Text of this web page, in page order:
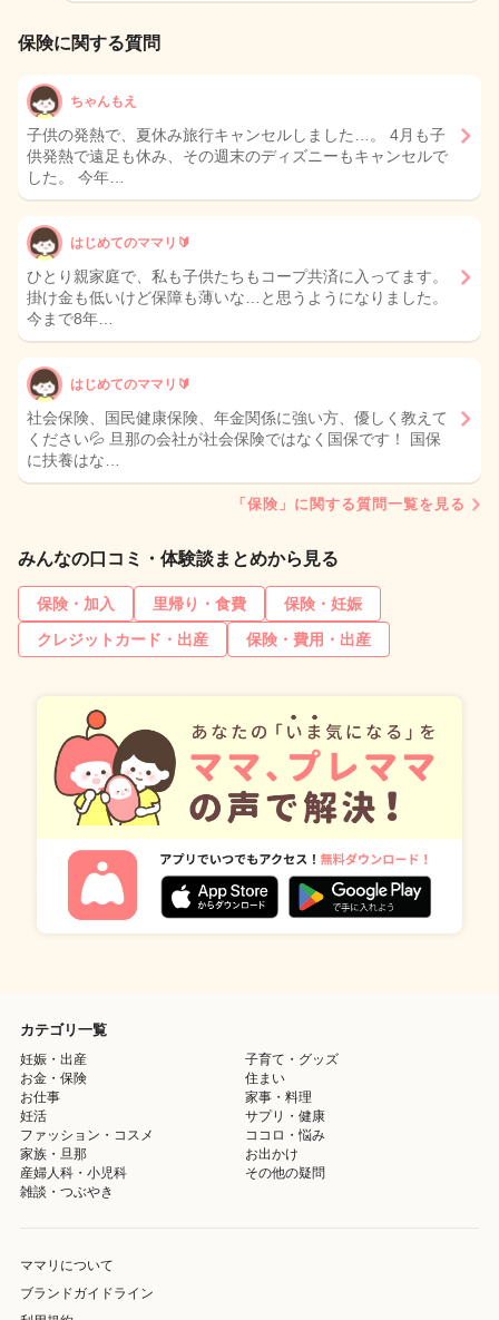
保険に関する質問
ちゃんもえ
子供の発熱で、夏休み旅行キャンセルしました…。 4月も子
供発熱で遠足も休み、その週末のディズニーもキャンセルで
した。 今年…
はじめてのママリ🔰
ひとり親家庭で、私も子供たちもコープ共済に入ってます。
掛け金も低いけど保障も薄いな…と思うようになりました。
今まで8年…
はじめてのママリ🔰
社会保険、国民健康保険、年金関係に強い方、優しく教えて
ください💦 旦那の会社が社会保険ではなく国保です！ 国保
に扶養はな…
「保険」に関する質問一覧を見る
みんなの口コミ・体験談まとめから見る
保険・加入 里帰り・食費
保険・妊娠
クレジットカード・出産
保険・費用・出産
カテゴリ一覧
妊娠・出産
子育て・グッズ
お金・保険
住まい
お仕事
家事・料理
妊活
サプリ・健康
ファッション・コスメ
ココロ・悩み
家族・旦那
お出かけ
産婦人科・小児科
その他の疑問
雑談・つぶやき
ママリについて
ブランドガイドライン